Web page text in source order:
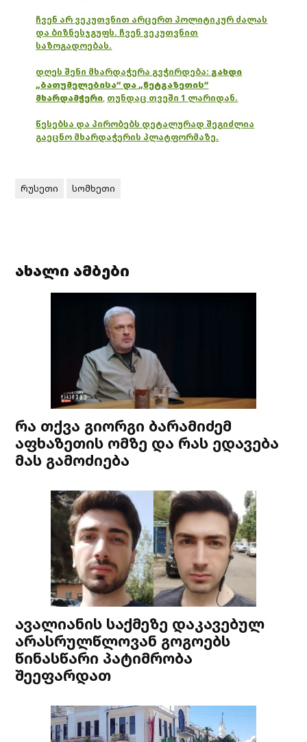
ჩვენ არ ვეკუთვნით არცერთ პოლიტიკურ ძალას
და ბიზნესჯგუფს. ჩვენ ვეკუთვნით
საზოგადოებას.
დღეს შენი მხარდაჭერა გვჭირდება: გახდი
„ბათუმელებისა“ და „ნეტგაზეთის“
მხარდამჭერი, თუნდაც თვეში 1 ლარიდან.
წესებსა და პირობებს დეტალურად შეგიძლია
გაეცნო მხარდაჭერის პლატფორმაზე.
რუსეთი სომხეთი
ახალი ამბები
რა თქვა გიორგი ბარამიძემ
აფხაზეთის ომზე და რას ედავება
მას გამოძიება
ავალიანის საქმეზე დაკავებულ
არასრულწლოვან გოგოებს
წინასწარი პატიმრობა
შეეფარდათ